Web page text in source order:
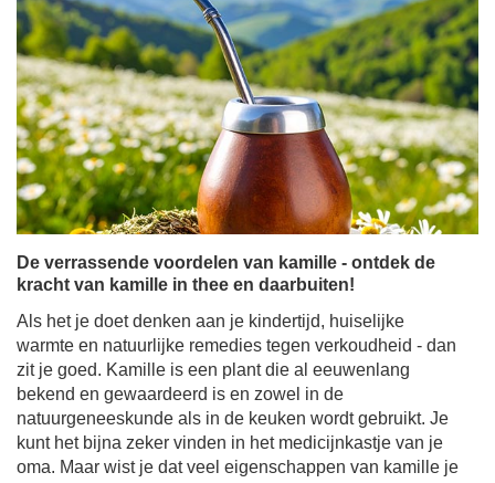
De verrassende voordelen van kamille - ontdek de
kracht van kamille in thee en daarbuiten!
warmte en natuurlijke remedies tegen verkoudheid - dan
zit je goed. Kamille is een plant die al eeuwenlang
bekend en gewaardeerd is en zowel in de
natuurgeneeskunde als in de keuken wordt gebruikt. Je
kunt het bijna zeker vinden in het medicijnkastje van je
oma. Maar wist je dat veel eigenschappen van kamille je
misschien verrassen? En dat het niet alleen een op
zichzelf staand ingrediënt kan zijn, maar ook een ideale
toevoeging aan yerba mate? Ontdek wat kamillethee